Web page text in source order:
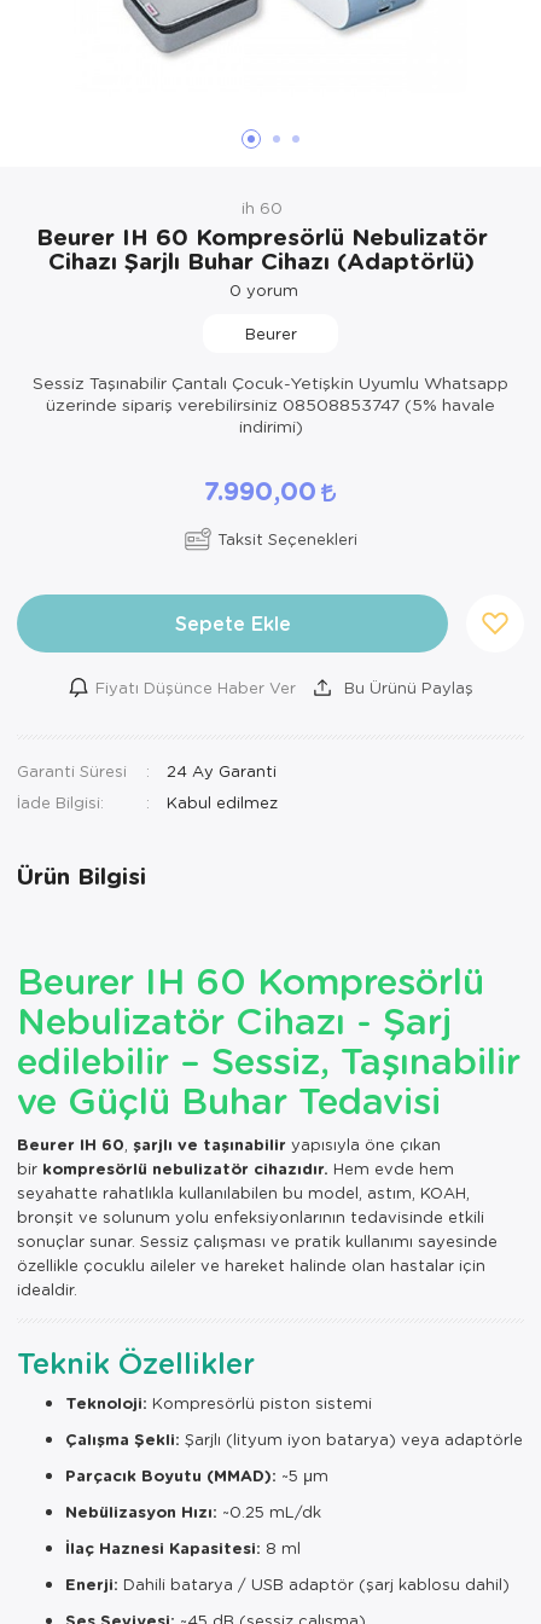
Hasta Bakım Ürünleri
KIzilotesi isik
Kişisel Bakım ve Sağlık
Ortopedi Ürünleri
Ortopedi Ürünleri
Sarf Malzemeleri
Yara Bakım Ürünleri
ih 60
Beurer IH 60 Kompresörlü Nebulizatör
Cihazı Şarjlı Buhar Cihazı (Adaptörlü)
0 yorum
Beurer
Sessiz Taşınabilir Çantalı Çocuk-Yetişkin Uyumlu Whatsapp
üzerinde sipariş verebilirsiniz 08508853747 (5% havale
indirimi)
7.990,00
Taksit Seçenekleri
Sepete Ekle
Fiyatı Düşünce Haber Ver Bu Ürünü Paylaş
Garanti Süresi
24 Ay Garanti
İade Bilgisi:
Ürün Bilgisi
Beurer IH 60 Kompresörlü
Nebulizatör Cihazı - Şarj
edilebilir – Sessiz, Taşınabilir
ve Güçlü Buhar Tedavisi
Beurer IH 60 şarjlı ve taşınabilir yapısıyla öne çıkan
bir kompresörlü nebulizatör cihazıdır. Hem evde hem
seyahatte rahatlıkla kullanılabilen bu model, astım, KOAH,
bronşit ve solunum yolu enfeksiyonlarının tedavisinde etkili
sonuçlar sunar. Sessiz çalışması ve pratik kullanımı sayesinde
özellikle çocuklu aileler ve hareket halinde olan hastalar için
idealdir.
Teknik Özellikler
Teknoloji: Kompresörlü piston sistemi
Çalışma Şekli: Şarjlı (lityum iyon batarya) veya adaptörle
Parçacık Boyutu (MMAD): ~5 µm
Nebülizasyon Hızı: ~0.25 mL/dk
İlaç Haznesi Kapasitesi: 8 ml
Enerji: Dahili batarya / USB adaptör (şarj kablosu dahil)
~45 dB (sessiz çalışma)